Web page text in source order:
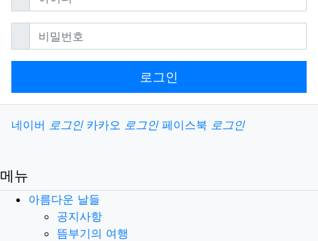
비밀번호필수
로그인
소셜계정으로 로그인
네이버 로그인 카카오 로그인 페이스북 로그인
메뉴
아름다운 날들
공지사항
뜸부기의 여행